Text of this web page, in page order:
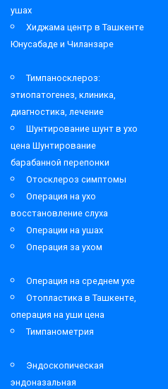
ушах
Хиджама центр в Ташкенте
Юнусабаде и Чиланзаре
Тимпаносклероз:
этиопатогенез, клиника,
диагностика, лечение
Шунтирование шунт в ухо
цена Шунтирование
барабанной перепонки
Отосклероз симптомы
Операция на ухо
восстановление слуха
Операции на ушах
Операция за ухом
Операция на среднем ухе
Отопластика в Ташкенте,
операция на уши цена
Тимпанометрия
Эндоскопическая
эндоназальная